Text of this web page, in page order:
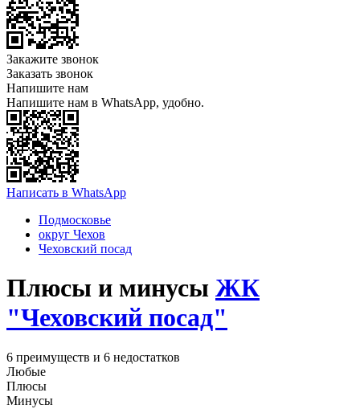
Закажите звонок
Заказать звонок
Напишите нам
Напишите нам в WhatsApp, удобно.
Написать в WhatsApp
Подмосковье
округ Чехов
Чеховский посад
Плюсы и минусы ЖК
"Чеховский посад"
6 преимуществ и 6 недостатков
Любые
Плюсы
Минусы